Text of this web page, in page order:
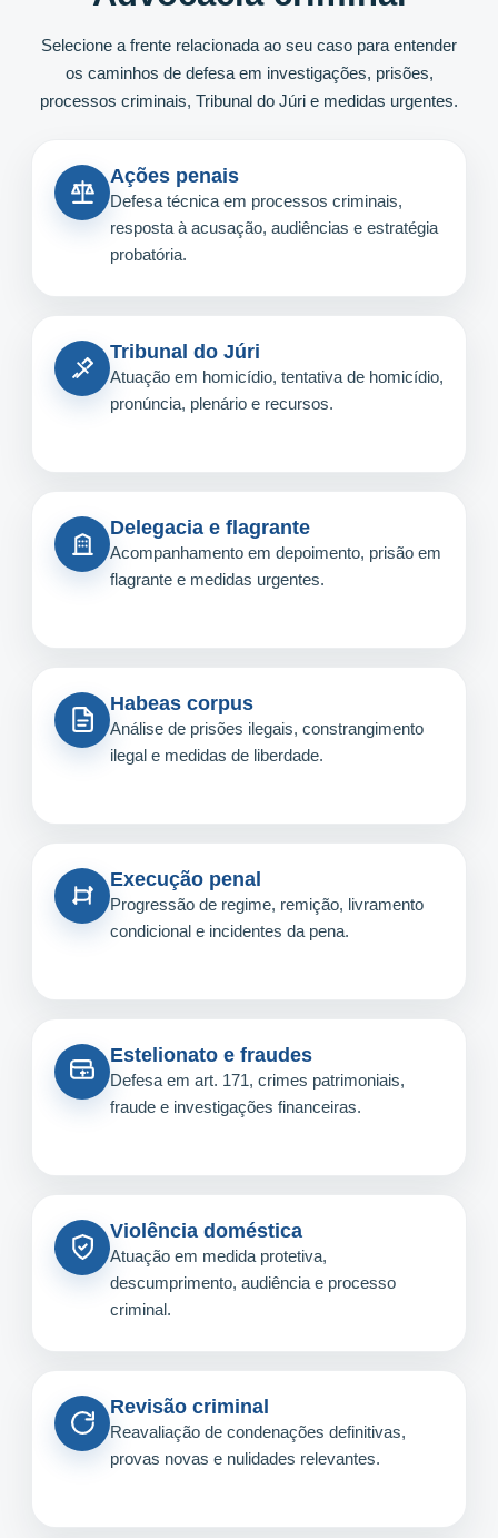
Selecione a frente relacionada ao seu caso para entender
os caminhos de defesa em investigações, prisões,
processos criminais, Tribunal do Júri e medidas urgentes.
Ações penais
Defesa técnica em processos criminais,
resposta à acusação, audiências e estratégia
probatória.
Tribunal do Júri
Atuação em homicídio, tentativa de homicídio,
pronúncia, plenário e recursos.
Delegacia e flagrante
Acompanhamento em depoimento, prisão em
flagrante e medidas urgentes.
Habeas corpus
Análise de prisões ilegais, constrangimento
ilegal e medidas de liberdade.
Execução penal
Progressão de regime, remição, livramento
condicional e incidentes da pena.
Estelionato e fraudes
Defesa em art. 171, crimes patrimoniais,
fraude e investigações financeiras.
Violência doméstica
Atuação em medida protetiva,
descumprimento, audiência e processo
criminal.
Revisão criminal
Reavaliação de condenações definitivas,
provas novas e nulidades relevantes.